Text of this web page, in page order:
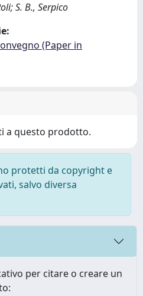
S. B., Serpico
(Paper in
a questo prodotto.
protetti da copyright e
salvo diversa
per citare o creare un